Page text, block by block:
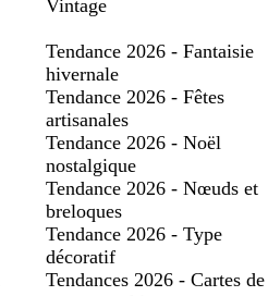
Vintage
Tendance 2026 - Fantaisie
hivernale
Tendance 2026 - Fêtes
artisanales
Tendance 2026 - Noël
nostalgique
Tendance 2026 - Nœuds et
breloques
Tendance 2026 - Type
décoratif
Tendances 2026 - Cartes de